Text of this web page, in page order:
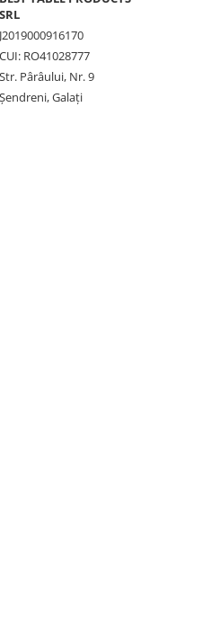
SRL
J2019000916170
CUI: RO41028777
Str. Pârâului, Nr. 9
Șendreni, Galați